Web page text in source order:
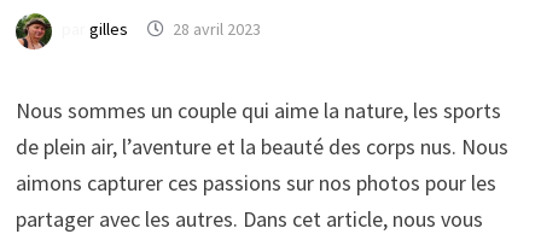
gilles 28 avril 2023
Nous sommes un couple qui aime la nature, les sports
de plein air, l’aventure et la beauté des corps nus. Nous
aimons capturer ces passions sur nos photos pour les
partager avec les autres. Dans cet article, nous vous